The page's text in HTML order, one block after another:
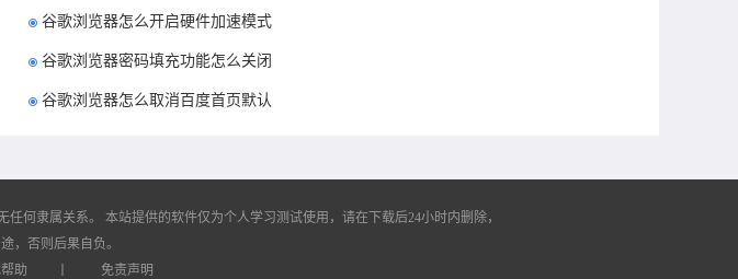
谷歌浏览器怎么开启硬件加速模式
谷歌浏览器密码填充功能怎么关闭
谷歌浏览器怎么取消百度首页默认
何隶属关系。
本站提供的软件仅为个人学习测试使用，请在下载后24小时内删除，
，否则后果自负。
帮助 免责声明